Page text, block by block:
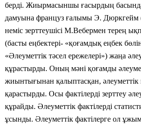
берді. Жиырмасыншы ғасырдың
дамуына француз ғалымы Э. Дюркгейм
неміс зерттеушісі М.Вебермен терең
(басты еңбектері- «қоғамдық еңбек
«Әлеуметтік тәсел ережелері») жаңа
құрастырды. Оның мәні қоғамды
жиынтығынан қалыптасқан,
қарастырды. Осы фактілерді зерттеу
құрайды. Әлеуметтік фактілерді
ұсынды. Әлеуметтік фактілерге ол